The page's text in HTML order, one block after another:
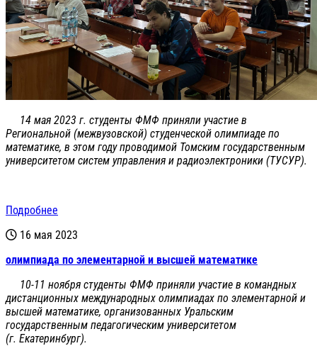
14 мая 2023 г. студенты ФМФ приняли участие в
Региональной (межвузовской) студенческой олимпиаде по
математике, в этом году проводимой Томским государственным
университетом систем управления и радиоэлектроники (ТУСУР).
Подробнее
16 мая 2023
олимпиада по элементарной и высшей математике
10-11 ноября студенты ФМФ приняли участие в командных
дистанционных международных олимпиадах по элементарной и
высшей математике, организованных Уральским
государственным педагогическим университетом
(г. Екатеринбург).